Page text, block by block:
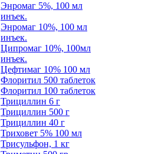
Энромаг 5%, 100 мл
инъек.
Энромаг 10%, 100 мл
инъек.
Ципромаг 10%, 100мл
инъек.
Цефтимаг 10% 100 мл
Флоритил 500 таблеток
Флоритил 100 таблеток
Трициллин 6 г
Трициллин 500 г
Трициллин 40 г
Триховет 5% 100 мл
Трисульфон, 1 кг